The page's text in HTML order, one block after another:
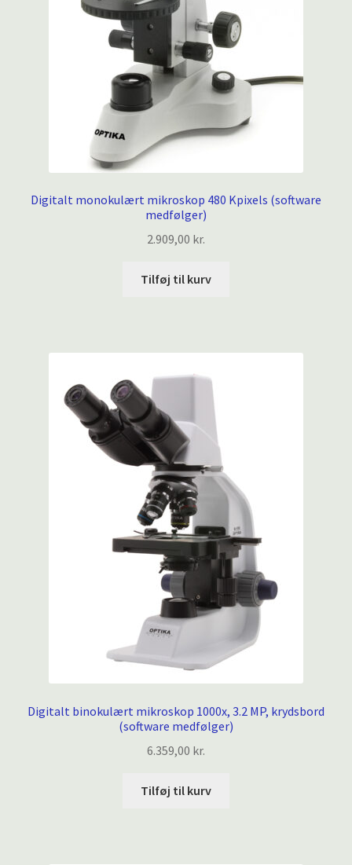
Digitalt monokulært mikroskop 480 Kpixels (software
medfølger)
2.909,00 kr.
Tilføj til kurv
Digitalt binokulært mikroskop 1000x, 3.2 MP, krydsbord
(software medfølger)
6.359,00 kr.
Tilføj til kurv